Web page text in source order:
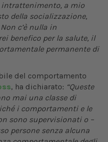
intrattenimento, a mio
della socializzazione,
c’è nulla in
benefico per la salute, il
permanente di
del comportamento
, ha dichiarato: “Queste
mai una classe di
i comportamenti e le
sono supervisionati o –
persone senza alcuna